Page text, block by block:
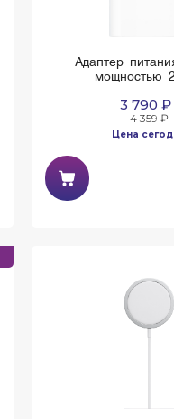
Адаптер
мощностью
3 790 ₽
4 359 ₽
Цена